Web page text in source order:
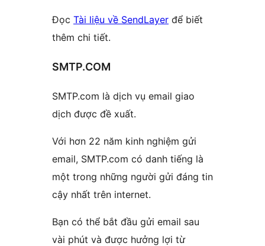
Đọc Tài liệu về SendLayer để biết
thêm chi tiết.
SMTP.COM
SMTP.com là dịch vụ email giao
dịch được đề xuất.
Với hơn 22 năm kinh nghiệm gửi
email, SMTP.com có danh tiếng là
một trong những người gửi đáng tin
cậy nhất trên internet.
Bạn có thể bắt đầu gửi email sau
vài phút và được hưởng lợi từ